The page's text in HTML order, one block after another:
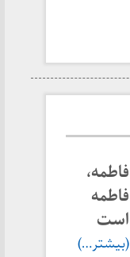
فاطمه،
فاطمه
است
(بیشتر…)